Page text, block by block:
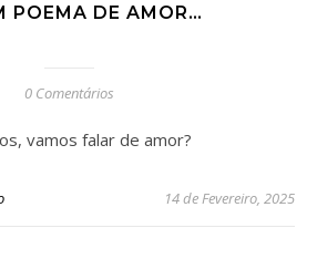
POEMA DE AMOR…
0 Comentários
vamos falar de amor?
14 de Fevereiro, 2025